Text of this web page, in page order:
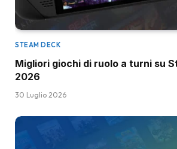
STEAM DECK
Migliori giochi di ruolo a turni su
2026
30 Luglio 2026